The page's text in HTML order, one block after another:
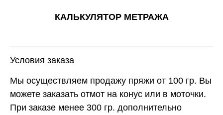
КАЛЬКУЛЯТОР МЕТРАЖА
Условия заказа
Мы осуществляем продажу пряжи от 100 гр. Вы
можете заказать отмот на конус или в моточки.
При заказе менее 300 гр. дополнительно